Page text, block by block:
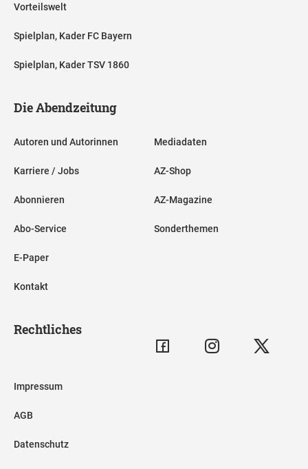
Vorteilswelt
Spielplan, Kader FC Bayern
Spielplan, Kader TSV 1860
Die Abendzeitung
Autoren und Autorinnen
Karriere / Jobs
Abonnieren
Abo-Service
E-Paper
Kontakt
Mediadaten
AZ-Shop
AZ-Magazine
Sonderthemen
Rechtliches
Impressum
AGB
Datenschutz